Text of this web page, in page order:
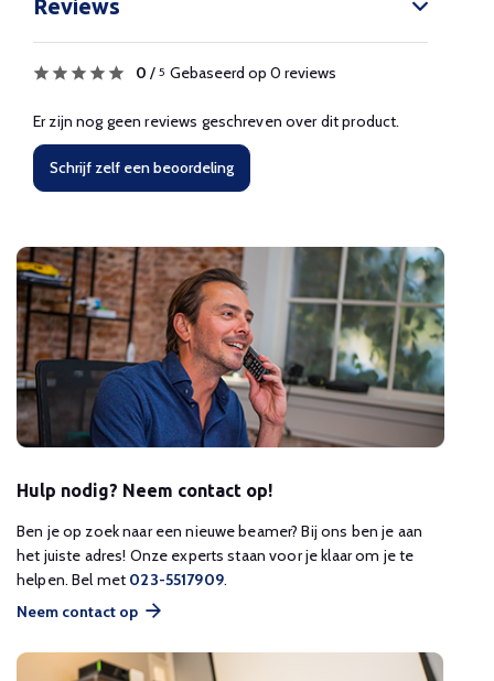
Reviews
0 / 5 Gebaseerd op 0 reviews
Er zijn nog geen reviews geschreven over dit product.
Schrijf zelf een beoordeling
Hulp nodig? Neem contact op!
Ben je op zoek naar een nieuwe beamer? Bij ons ben je aan
het juiste adres! Onze experts staan voor je klaar om je te
helpen. Bel met 023-5517909.
Neem contact op